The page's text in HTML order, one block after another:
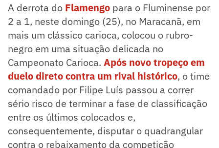
A derrota do Flamengo para o Fluminense por
2 a 1, neste domingo (25), no Maracanã, em
mais um clássico carioca, colocou o rubro-
negro em uma situação delicada no
Campeonato Carioca. Após novo tropeço em
duelo direto contra um rival histórico, o time
comandado por Filipe Luís passou a correr
sério risco de terminar a fase de classificação
entre os últimos colocados e,
consequentemente, disputar o quadrangular
contra o rebaixamento da competição